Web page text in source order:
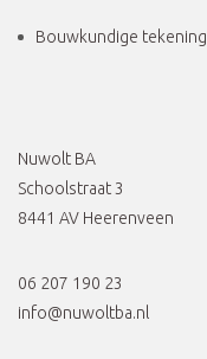
Bouwkundige tekening
Nuwolt BA
Schoolstraat 3
8441 AV Heerenveen
06 207 190 23
info@nuwoltba.nl